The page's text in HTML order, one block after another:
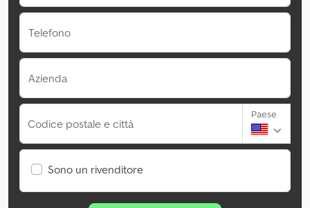
Telefono
Azienda
Codice postale e città
Paese
Sono un rivenditore